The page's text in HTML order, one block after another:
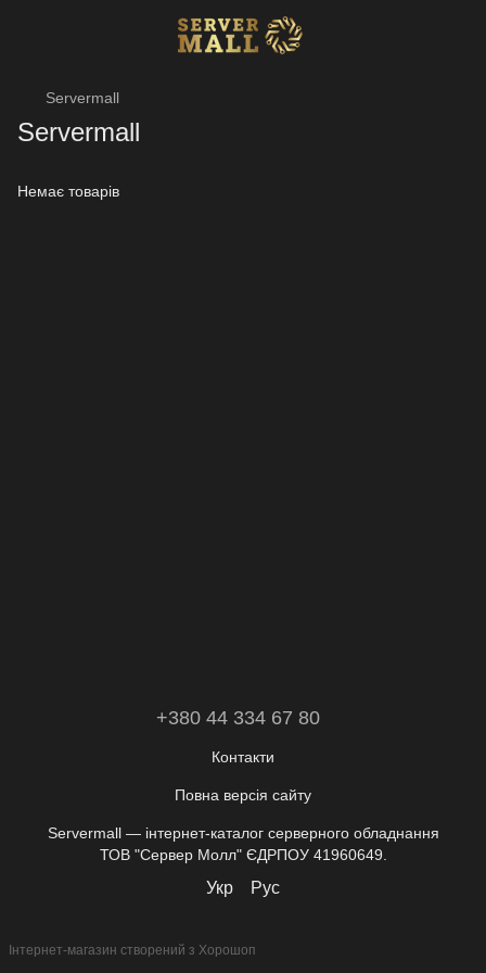
Servermall
Servermall
Немає товарів
+380 44 334 67 80
Контакти
Повна версія сайту
Servermall — інтернет-каталог серверного обладнання
ТОВ "Сервер Молл" ЄДРПОУ 41960649.
Укр Рус
Інтернет-магазин створений з Хорошоп